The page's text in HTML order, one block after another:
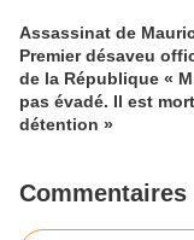
Assassinat de
Premier désaveu
de la République «
pas évadé. Il est
détention »
Commentaires